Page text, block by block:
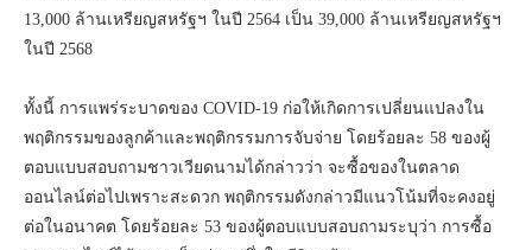
13,000 ล้านเหรียญสหรัฐฯ ในปี 2564 เป็น 39,000 ล้านเหรียญสหรัฐฯ
ในปี 2568
ทั้งนี้ การแพร่ระบาดของ COVID-19 ก่อให้เกิดการเปลี่ยนแปลงใน
พฤติกรรมของลูกค้าและพฤติกรรมการจับจ่าย โดยร้อยละ 58 ของผู้
ตอบแบบสอบถามชาวเวียดนามได้กล่าวว่า จะซื้อของในตลาด
ออนไลน์ต่อไปเพราะสะดวก พฤติกรรมดังกล่าวมีแนวโน้มที่จะคงอยู่
ต่อในอนาคต โดยร้อยละ 53 ของผู้ตอบแบบสอบถามระบุว่า การซื้อ